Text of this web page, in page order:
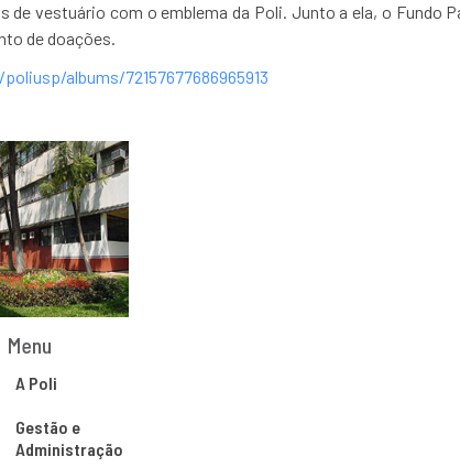
vestuário com o emblema da Poli. Junto a ela, o Fundo
de doações.
albums/72157677686965913
Menu
A Poli
Gestão e
Administração